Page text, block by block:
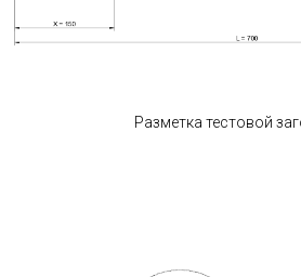
Разметка тестовой